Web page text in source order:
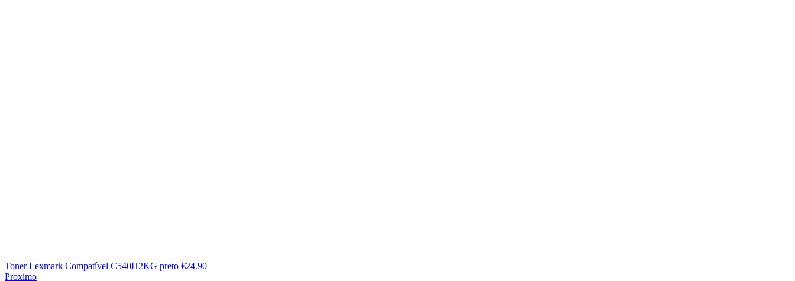
Toner Lexmark Compatível C540H2KG preto €24.90
Proximo